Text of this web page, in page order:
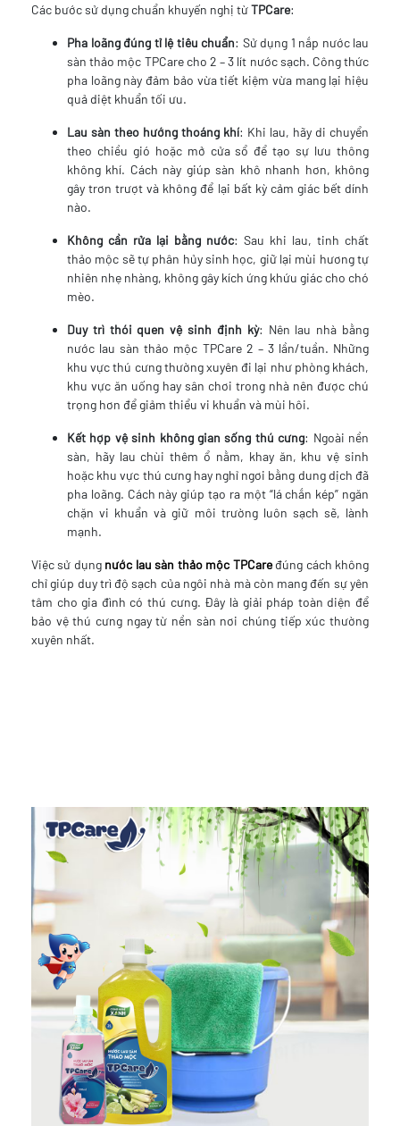
Các bước sử dụng chuẩn khuyến nghị từTPCare:
Pha loãng đúng tỉ lệ tiêu chuẩn: Sử dụng 1 nắp nước lau
sàn thảo mộc TPCare cho 2 – 3 lít nước sạch. Công thức
pha loãng này đảm bảo vừa tiết kiệm vừa mang lại hiệu
quả diệt khuẩn tối ưu.
Lau sàn theo hướng thoáng khí: Khi lau, hãy di chuyển
theo chiều gió hoặc mở cửa sổ để tạo sự lưu thông
không khí. Cách này giúp sàn khô nhanh hơn, không
gây trơn trượt và không để lại bất kỳ cảm giác bết dính
nào.
Không cần rửa lại bằng nước: Sau khi lau, tinh chất
thảo mộc sẽ tự phân hủy sinh học, giữ lại mùi hương tự
nhiên nhẹ nhàng, không gây kích ứng khứu giác cho chó
mèo.
Duy trì thói quen vệ sinh định kỳ: Nên lau nhà bằng
nước lau sàn thảo mộc TPCare 2 – 3 lần/tuần. Những
khu vực thú cưng thường xuyên đi lại như phòng khách,
khu vực ăn uống hay sân chơi trong nhà nên được chú
trọng hơn để giảm thiểu vi khuẩn và mùi hôi.
Kết hợp vệ sinh không gian sống thú cưng: Ngoài nền
sàn, hãy lau chùi thêm ổ nằm, khay ăn, khu vệ sinh
hoặc khu vực thú cưng hay nghỉ ngơi bằng dung dịch đã
pha loãng. Cách này giúp tạo ra một “lá chắn kép” ngăn
chặn vi khuẩn và giữ môi trường luôn sạch sẽ, lành
mạnh.
Việc sử dụng nước lau sàn thảo mộc TPCaređúng cách không
chỉ giúp duy trì độ sạch của ngôi nhà mà còn mang đến sự yên
tâm cho gia đình có thú cưng. Đây là giải pháp toàn diện để
bảo vệ thú cưng ngay từ nền sàn nơi chúng tiếp xúc thường
xuyên nhất.